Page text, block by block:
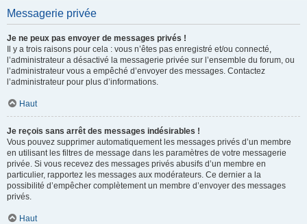
Messagerie privée
Je ne peux pas envoyer de messages privés !
Il y a trois raisons pour cela : vous n’êtes pas enregistré et/ou connecté,
l’administrateur a désactivé la messagerie privée sur l’ensemble du forum, ou
l’administrateur vous a empêché d’envoyer des messages. Contactez
l’administrateur pour plus d’informations.
Haut
Je reçois sans arrêt des messages indésirables !
Vous pouvez supprimer automatiquement les messages privés d’un membre
en utilisant les filtres de message dans les paramètres de votre messagerie
privée. Si vous recevez des messages privés abusifs d’un membre en
particulier, rapportez les messages aux modérateurs. Ce dernier a la
possibilité d’empêcher complètement un membre d’envoyer des messages
privés.
Haut